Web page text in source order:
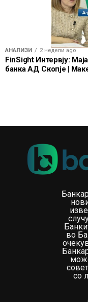
АНАЛИЗИ 2 недели ago
FinSight Интервју:
банка АД Скопје |
во
со